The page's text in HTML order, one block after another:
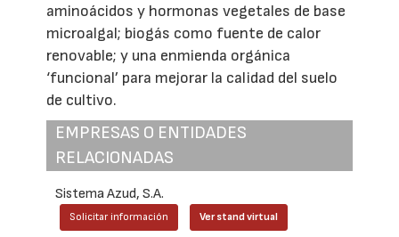
aminoácidos y hormonas vegetales de base
microalgal; biogás como fuente de calor
renovable; y una enmienda orgánica
‘funcional’ para mejorar la calidad del suelo
de cultivo.
EMPRESAS O ENTIDADES
RELACIONADAS
Sistema Azud, S.A.
Solicitar información Ver stand virtual